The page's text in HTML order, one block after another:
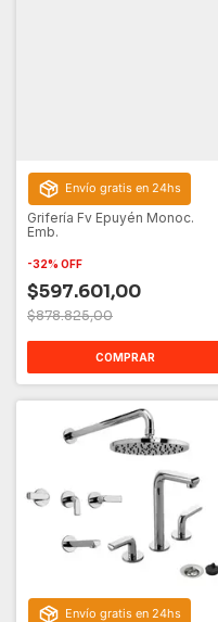
Envío gratis en 24hs
Grifería Fv Epuyén Monoc.
Emb.
-32% OFF
$597.601,00
$878.825,00
COMPRAR
Envío gratis en 24hs